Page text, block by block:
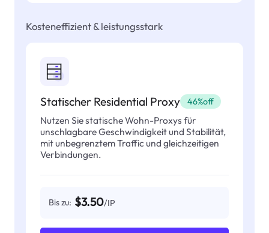
Kosteneffizient & leistungsstark
Statischer Residential Proxy 46%off
Nutzen Sie statische Wohn-Proxys für
unschlagbare Geschwindigkeit und Stabilität,
mit unbegrenztem Traffic und gleichzeitigen
Verbindungen.
Bis zu: $3.50/IP